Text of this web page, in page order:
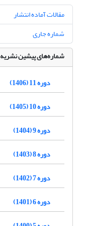
مقالات آماده انتشار
شماره جاری
شماره‌های پیشین نشریه
دوره 11 (1406)
دوره 10 (1405)
دوره 9 (1404)
دوره 8 (1403)
دوره 7 (1402)
دوره 6 (1401)